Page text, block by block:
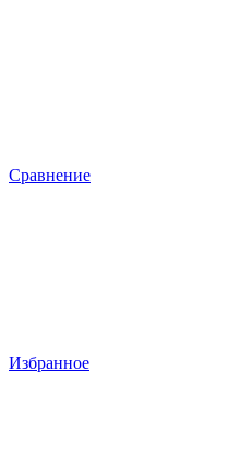
Сравнение
Избранное